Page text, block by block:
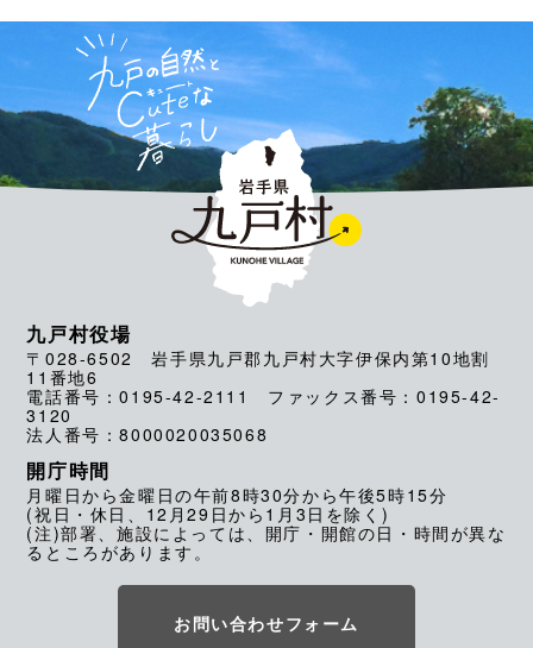
九戸村役場
〒028-6502 岩手県九戸郡九戸村大字伊保内第10地割
11番地6
電話番号：0195-42-2111 ファックス番号：0195-42-
3120
法人番号：8000020035068
開庁時間
月曜日から金曜日の午前8時30分から午後5時15分
(祝日・休日、12月29日から1月3日を除く)
(注)部署、施設によっては、開庁・開館の日・時間が異な
るところがあります。
お問い合わせフォーム